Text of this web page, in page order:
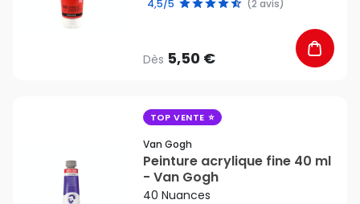
4,5/5 (2 avis)
Dès 5,50 €
TOP VENTE
Van Gogh
Peinture acrylique fine 40 ml
- Van Gogh
40 Nuances